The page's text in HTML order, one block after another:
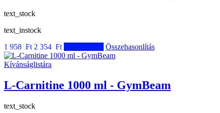
text_stock
text_instock
1 958 Ft 2 354 Ft Összehasonlítás
Kívánságlistára
L-Carnitine 1000 ml - GymBeam
text_stock